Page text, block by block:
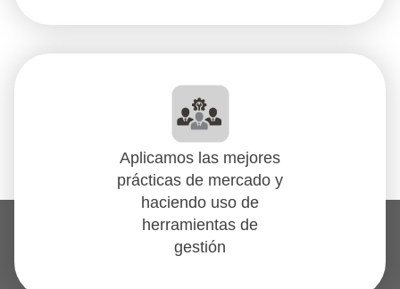
Aplicamos las mejores
prácticas de mercado y
haciendo uso de
herramientas de
gestión